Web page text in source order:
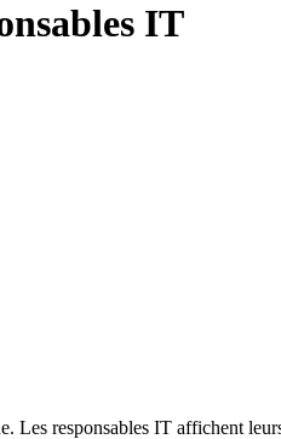
IT
responsables IT affichent